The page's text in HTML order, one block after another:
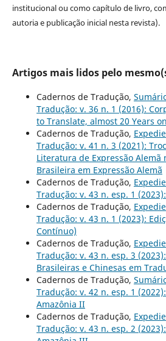
institucional ou como capítulo de livro,
autoria e publicação inicial nesta revista).
Artigos mais lidos pelo
Cadernos de Tradução,
Tradução: v. 36 n. 1 (2016):
to Translate, almost 20 Years on
Cadernos de Tradução,
Tradução: v. 41 n. 3 (2021):
Literatura de Expressão
Brasileira em Expressão Alemã
Cadernos de Tradução,
Tradução: v. 43 n. esp. 1
Cadernos de Tradução,
Tradução: v. 43 n. 1 (2023):
Contínuo)
Cadernos de Tradução,
Tradução: v. 43 n. esp. 3
Brasileiras e Chinesas em
Cadernos de Tradução,
Tradução: v. 42 n. esp. 1
Amazônia II
Cadernos de Tradução,
Tradução: v. 43 n. esp. 2